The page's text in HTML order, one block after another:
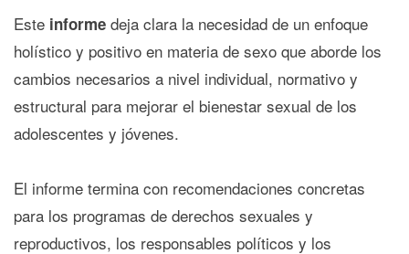
Este informe deja clara la necesidad de un enfoque
holístico y positivo en materia de sexo que aborde los
cambios necesarios a nivel individual, normativo y
estructural para mejorar el bienestar sexual de los
adolescentes y jóvenes.
El informe termina con recomendaciones concretas
para los programas de derechos sexuales y
reproductivos, los responsables políticos y los